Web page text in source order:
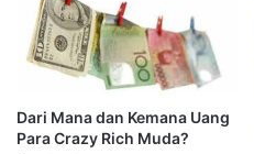
Dari Mana dan Kemana Uang
Para Crazy Rich Muda?